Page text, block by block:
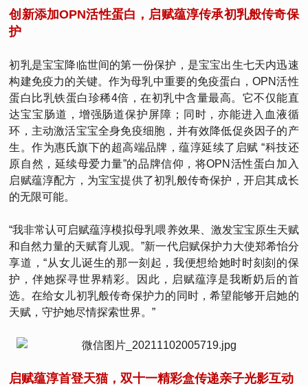
创新添加OPN活性蛋白，启赋蕴淳传承初乳般传奇保
护
初乳是宝宝降临世间的第一份保护，是宝宝出生七天内迅速
构建免疫力的关键。作为母乳中重要的免疫蛋白，OPN活性
蛋白比乳铁蛋白珍稀4倍，在初乳中含量最高。它不仅能直
达宝宝肠道，增强肠道保护屏障；同时，亦能进入血液循
环，主动激活宝宝全身免疫细胞，并有效降低促炎因子的产
生。作为惠氏旗下的超高端品牌，蕴淳延续了启赋 “科技还
原自然，延续母爱力量”的品牌信仰，将OPN活性蛋白加入
启赋蕴淳配方，为宝宝提供了初乳般传奇保护，开启其成长
的无限可能。
“我非常认可启赋蕴淳模拟母乳喂养效果、激发宝宝原生天赋
和自然力量的天赋育儿观。”新一代启赋保护力大使郑希怡分
享道，“从女儿诞生的那一刻起，我便想给她时时刻刻的保
护，伴她探寻世界精彩。因此，启赋蕴淳是我断奶后的首
选。在给女儿初乳般传奇保护力的同时，希望能够开启她的
天赋，守护她尽情探索世界。”
启赋蕴淳首登天猫，双十一精彩盒传递亲子光影互动